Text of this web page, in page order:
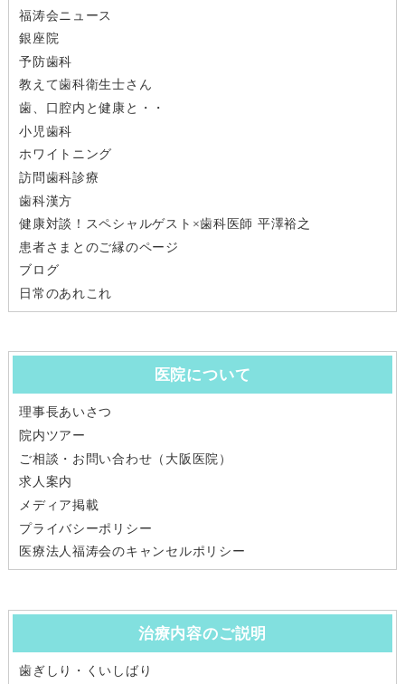
ョ
ン
福涛会ニュース
銀座院
予防歯科
教えて歯科衛生士さん
歯、口腔内と健康と・・
小児歯科
ホワイトニング
訪問歯科診療
歯科漢方
健康対談！スペシャルゲスト×歯科医師 平澤裕之
患者さまとのご縁のページ
ブログ
日常のあれこれ
医院について
理事長あいさつ
院内ツアー
ご相談・お問い合わせ（大阪医院）
求人案内
メディア掲載
プライバシーポリシー
医療法人福涛会のキャンセルポリシー
治療内容のご説明
歯ぎしり・くいしばり